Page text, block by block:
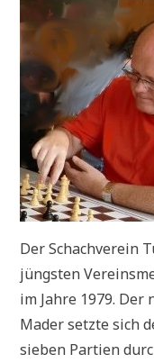
Der Schachverein
jüngsten
im Jahre 1979.
Mader setzte sich
sieben Partien